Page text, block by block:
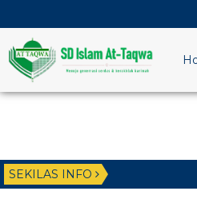
SEKILAS INFO